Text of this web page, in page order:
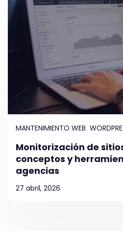
MANTENIMIENTO WEB
Monitorización de
conceptos y
agencias
27 abril, 2026